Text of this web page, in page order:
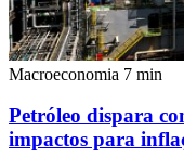
Macroeconomia 7 min
Petróleo dispara
impactos para